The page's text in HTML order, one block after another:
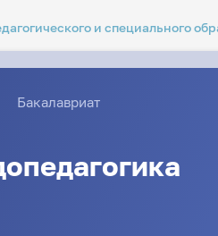
и специального
Бакалавриат